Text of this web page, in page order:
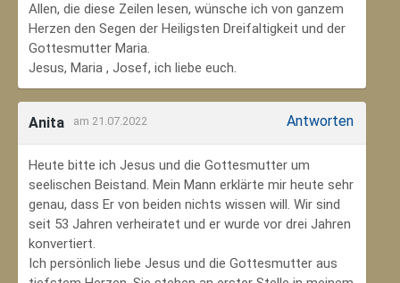
Allen, die diese Zeilen lesen, wünsche ich von ganzem
Herzen den Segen der Heiligsten Dreifaltigkeit und der
Gottesmutter Maria.
Jesus, Maria , Josef, ich liebe euch.
Anita am 21.07.2022 Antworten
Heute bitte ich Jesus und die Gottesmutter um
seelischen Beistand. Mein Mann erklärte mir heute sehr
genau, dass Er von beiden nichts wissen will. Wir sind
seit 53 Jahren verheiratet und er wurde vor drei Jahren
konvertiert.
Ich persönlich liebe Jesus und die Gottesmutter aus